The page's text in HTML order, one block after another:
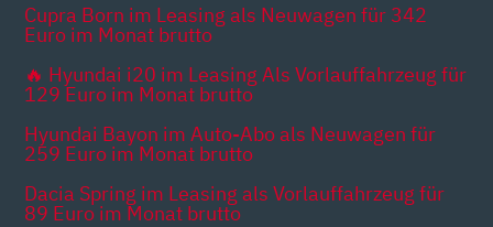
Cupra Born im Leasing als Neuwagen für 342
Euro im Monat brutto
🔥 Hyundai i20 im Leasing Als Vorlauffahrzeug für
129 Euro im Monat brutto
Hyundai Bayon im Auto-Abo als Neuwagen für
259 Euro im Monat brutto
Dacia Spring im Leasing als Vorlauffahrzeug für
89 Euro im Monat brutto